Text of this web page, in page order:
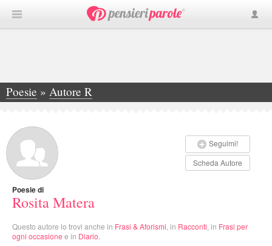
Poesie » Autore R
»Rosita Matera
Seguimi!
Scheda Autore
Poesie di
Rosita Matera
Questo autore lo trovi anche in Frasi & Aforismi , in Racconti , in Frasi per
ogni occasione e in Diario